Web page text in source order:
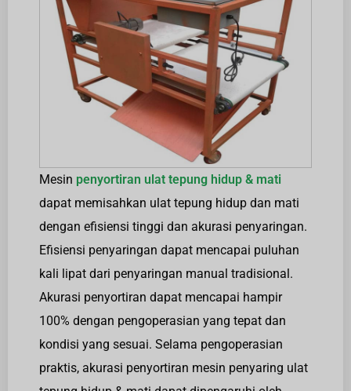
Mesin penyortiran ulat tepung hidup & mati
dapat memisahkan ulat tepung hidup dan mati
dengan efisiensi tinggi dan akurasi penyaringan.
Efisiensi penyaringan dapat mencapai puluhan
kali lipat dari penyaringan manual tradisional.
Akurasi penyortiran dapat mencapai hampir
100% dengan pengoperasian yang tepat dan
kondisi yang sesuai. Selama pengoperasian
praktis, akurasi penyortiran mesin penyaring ulat